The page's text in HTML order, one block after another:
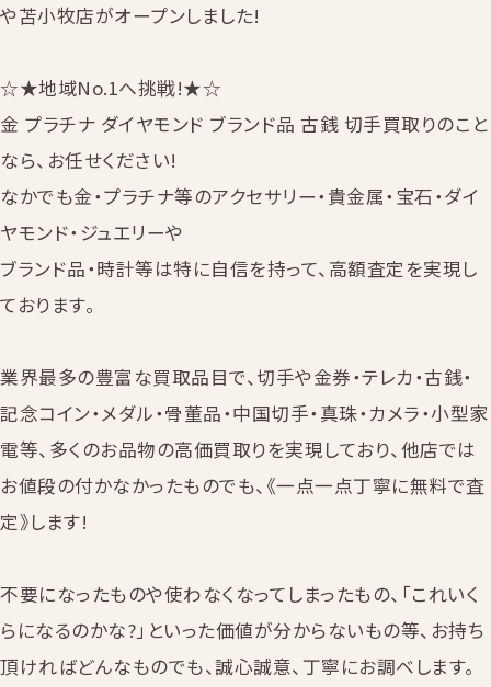
や苫小牧店がオープンしました!
☆★地域No.1へ挑戦!★☆
金 プラチナ ダイヤモンド ブランド品 古銭 切手買取りのこと
なら、お任せください!
なかでも金・プラチナ等のアクセサリー・貴金属・宝石・ダイ
ヤモンド・ジュエリーや
ブランド品・時計等は特に自信を持って、高額査定を実現し
ております。
業界最多の豊富な買取品目で、切手や金券・テレカ・古銭・
記念コイン・メダル・骨董品・中国切手・真珠・カメラ・小型家
電等、多くのお品物の高価買取りを実現しており、他店では
お値段の付かなかったものでも、《一点一点丁寧に無料で査
定》します!
不要になったものや使わなくなってしまったもの、「これいく
らになるのかな?」といった価値が分からないもの等、お持ち
頂ければどんなものでも、誠心誠意、丁寧にお調べします。